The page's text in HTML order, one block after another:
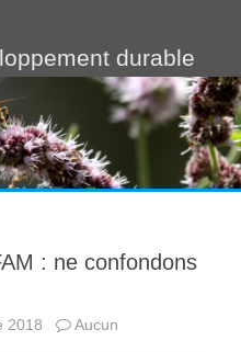
durable
: ne confondons
2018
Aucun